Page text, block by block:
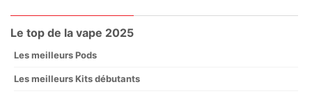
Le top de la vape 2025
Les meilleurs Pods
Les meilleurs Kits débutants